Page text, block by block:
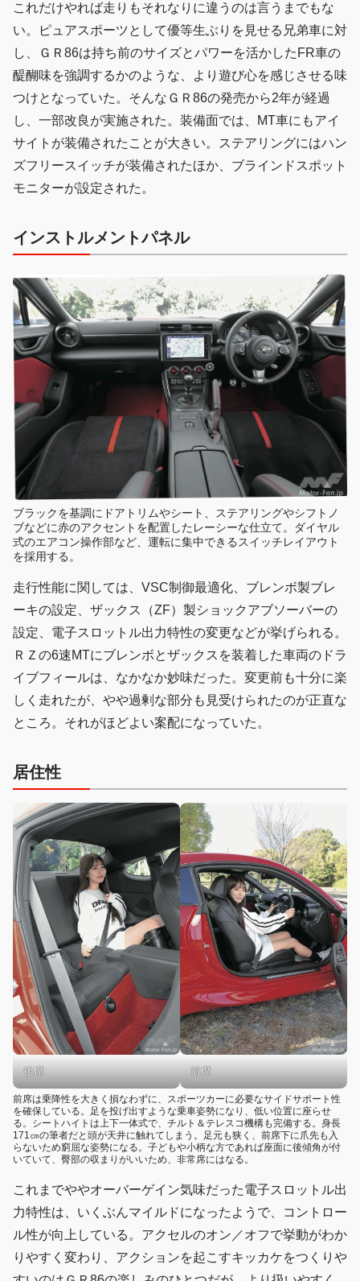
これだけやれば走りもそれなりに違うのは言うまでもな
い。ピュアスポーツとして優等生ぶりを見せる兄弟車に対
し、ＧＲ86は持ち前のサイズとパワーを活かしたFR車の
醍醐味を強調するかのような、より遊び心を感じさせる味
つけとなっていた。そんなＧＲ86の発売から2年が経過
し、一部改良が実施された。装備面では、MT車にもアイ
サイトが装備されたことが大きい。ステアリングにはハン
ズフリースイッチが装備されたほか、ブラインドスポット
モニターが設定された。
インストルメントパネル
ブラックを基調にドアトリムやシート、ステアリングやシフトノ
ブなどに赤のアクセントを配置したレーシーな仕立て。ダイヤル
式のエアコン操作部など、運転に集中できるスイッチレイアウト
を採用する。
走行性能に関しては、VSC制御最適化、ブレンボ製ブレ
ーキの設定、ザックス（ZF）製ショックアブソーバーの
設定、電子スロットル出力特性の変更などが挙げられる。
ＲＺの6速MTにブレンボとザックスを装着した車両のドラ
イブフィールは、なかなか妙味だった。変更前も十分に楽
しく走れたが、やや過剰な部分も見受けられたのが正直な
ところ。それがほどよい案配になっていた。
居住性
後席 前席
前席は乗降性を大きく損なわずに、スポーツカーに必要なサイドサポート性
を確保している。足を投げ出すような乗車姿勢になり、低い位置に座らせ
る。シートハイトは上下一体式で、チルト＆テレスコ機構も完備する。身長
171㎝の筆者だと頭が天井に触れてしまう。足元も狭く、前席下に爪先も入
らないため窮屈な姿勢になる。子どもや小柄な方であれば座面に後傾角が付
いていて、臀部の収まりがいいため、非常席にはなる。
これまでややオーバーゲイン気味だった電子スロットル出
力特性は、いくぶんマイルドになったようで、コントロー
ル性が向上している。アクセルのオン／オフで挙動がわか
りやすく変わり、アクションを起こすキッカケをつくりや